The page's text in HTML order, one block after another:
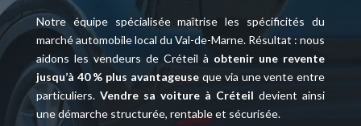
Notre équipe spécialisée maîtrise les spécificités du
marché automobile local du Val-de-Marne. Résultat : nous
aidons les vendeurs de Créteil à obtenir une revente
jusqu’à 40 % plus avantageuse que via une vente entre
particuliers. Vendre sa voiture à Créteil devient ainsi
une démarche structurée, rentable et sécurisée.